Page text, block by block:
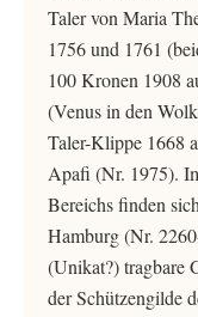
Taler von Maria
1756 und 1761
100 Kronen 1908
(Venus in den
Taler-Klippe 1668
Apafi (Nr. 1975).
Bereichs finden
Hamburg (Nr.
(Unikat?) tragbare
der Schützengilde